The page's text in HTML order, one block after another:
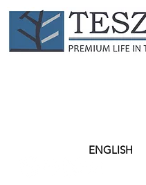
ENGLISH